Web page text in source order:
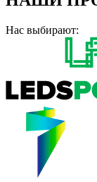
Нас выбирают: